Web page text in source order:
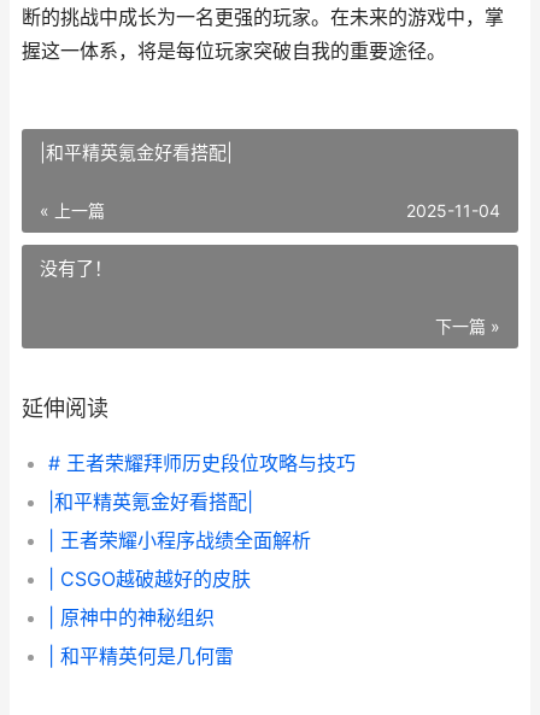
断的挑战中成长为一名更强的玩家。在未来的游戏中，掌
握这一体系，将是每位玩家突破自我的重要途径。
|和平精英氪金好看搭配|
« 上一篇 2025-11-04
没有了！
下一篇 »
延伸阅读
# 王者荣耀拜师历史段位攻略与技巧
|和平精英氪金好看搭配|
| 王者荣耀小程序战绩全面解析
| CSGO越破越好的皮肤
| 原神中的神秘组织
| 和平精英何是几何雷